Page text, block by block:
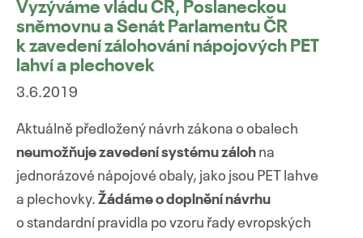
Vyzýváme vládu ČR, Poslaneckou
sněmovnu a Senát Parlamentu ČR
k zavedení zálohování nápojových PET
lahví a plechovek
3.6.2019
Aktuálně předložený návrh zákona o obalech
neumožňuje zavedení systému záloh na
jednorázové nápojové obaly, jako jsou PET lahve
a plechovky. Žádáme o doplnění návrhu
o standardní pravidla po vzoru řady evropských